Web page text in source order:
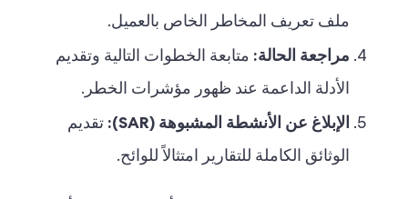
ملف تعريف المخاطر الخاص بالعميل.
مراجعة الحالة: متابعة الخطوات التالية وتقديم
الأدلة الداعمة عند ظهور مؤشرات الخطر.
الإبلاغ عن الأنشطة المشبوهة (SAR):
تقديم
الوثائق الكاملة للتقارير امتثالاً للوائح.